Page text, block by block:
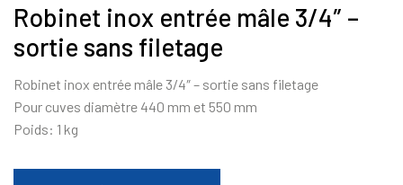
Robinet inox entrée mâle 3/4″ –
sortie sans filetage
Robinet inox entrée mâle 3/4″ – sortie sans filetage
Pour cuves diamètre 440 mm et 550 mm
Poids: 1 kg